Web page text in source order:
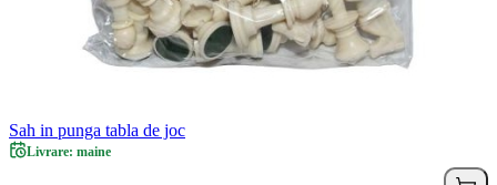
Sah in punga tabla de joc
Livrare: maine